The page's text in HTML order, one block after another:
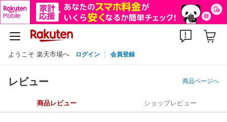
ようこそ 楽天市場へ ログイン 会員登録
レビュー 商品ページへ
商品レビュー ショップレビュー